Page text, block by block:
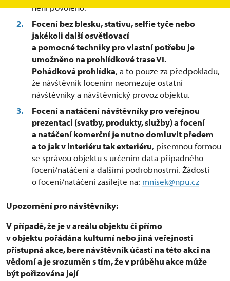
není povoleno.
Focení bez blesku, stativu, selfie tyče nebo
jakékoli další osvětlovací
a pomocné techniky pro vlastní potřebu je
umožněno na prohlídkové trase VI.
Pohádková prohlídka, a to pouze za předpokladu,
že návštěvník focením neomezuje ostatní
návštěvníky a návštěvnický provoz objektu.
Focení a natáčení návštěvníky pro veřejnou
prezentaci (svatby, produkty, služby) a focení
a natáčení komerční je nutno domluvit předem
a to jak v interiéru tak exteriéru, písemnou formou
se správou objektu s určením data případného
focení/natáčení a dalšími podrobnostmi. Žádosti
o focení/natáčení zasílejte na: mnisek@npu.cz
Upozornění pro návštěvníky:
V případě, že je v areálu objektu či přímo
v objektu pořádána kulturní nebo jiná veřejnosti
přístupná akce, bere návštěvník účastí na této akci na
vědomí a je srozuměn s tím, že v průběhu akce může
být pořizována její